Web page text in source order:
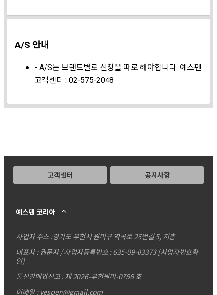
A/S 안내
- A/S는 브랜드별로 신청을 따로 해야합니다. 예스펜
고객센터 : 02-575-2048
고객센터 공지사항
예스펜 코리아
사업자 주소 :경기도 부천시 원미구 역곡로 26번길 5, 지층
대표자 : 권문자 / 사업자등록번호 : 635-09-03373[사업자번호확
인]
통신판매업신고 : 제 2026-부천원미-0756 호
이메일 : yespen@gmail.com